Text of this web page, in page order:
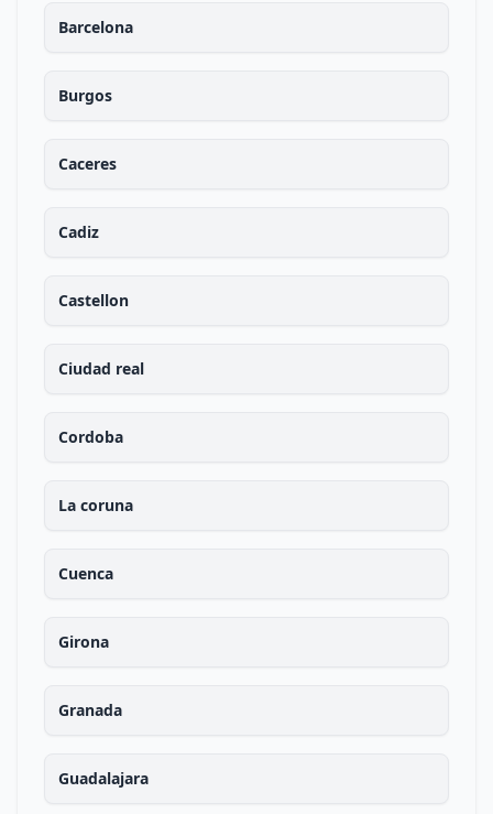
Barcelona
Burgos
Caceres
Cadiz
Castellon
Ciudad real
Cordoba
La coruna
Cuenca
Girona
Granada
Guadalajara